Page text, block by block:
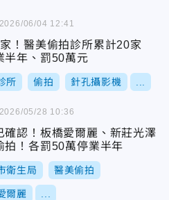
！醫美偷拍診所累計20家
半年、罰50萬元
所 偷拍 針孔攝影機
2026/06/04 12:41
確認！板橋愛爾麗、新莊光澤
拍！各罰50萬停業半年
衛生局 醫美偷拍
爾麗
2026/05/28 10:36